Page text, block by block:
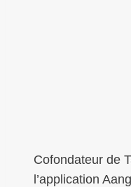
Cofondateur de
l’application